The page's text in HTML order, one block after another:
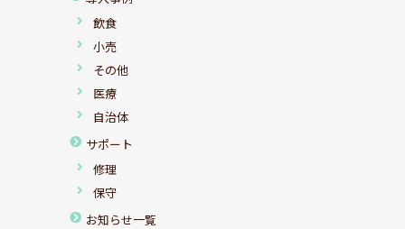
飲食
小売
その他
医療
自治体
サポート
修理
保守
お知らせ一覧